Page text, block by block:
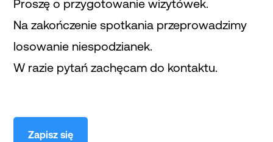
Proszę o przygotowanie wizytówek.
Na zakończenie spotkania przeprowadzimy
losowanie niespodzianek.
W razie pytań zachęcam do kontaktu.
Zapisz się